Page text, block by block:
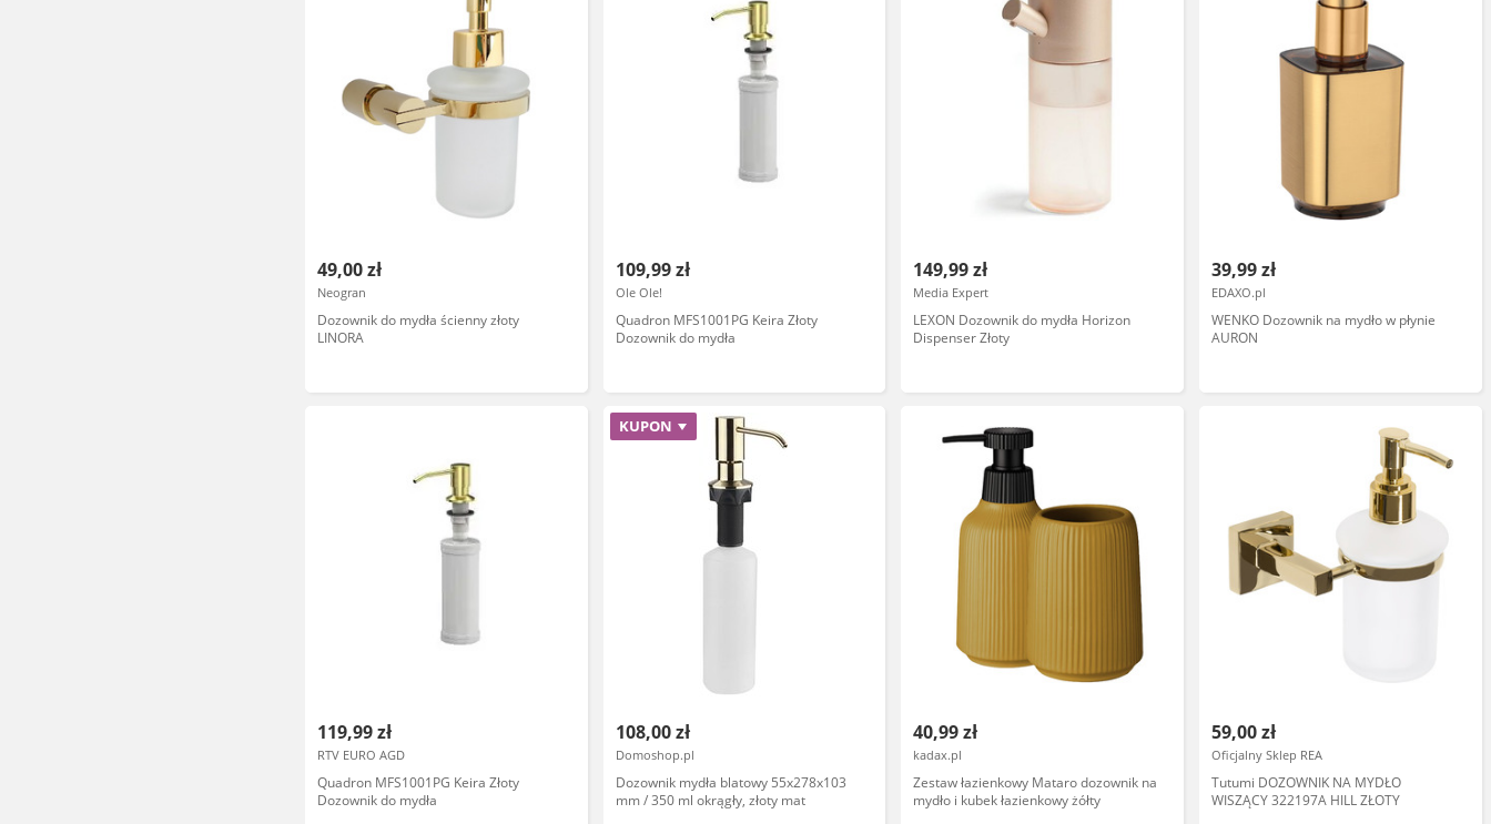
49,00 zł
Neogran
Dozownik do mydła ścienny złoty
LINORA
109,99 zł
Ole Ole!
Quadron MFS1001PG Keira Złoty
Dozownik do mydła
149,99 zł
Media Expert
LEXON Dozownik do mydła Horizon
Dispenser Złoty
39,99 zł
EDAXO.pl
WENKO Dozownik na mydło w płynie
AURON
119,99 zł
RTV EURO AGD
Quadron MFS1001PG Keira Złoty
Dozownik do mydła
KUPON
108,00 zł
Domoshop.pl
Dozownik mydła blatowy 55x278x103
mm / 350 ml okrągły, złoty mat
40,99 zł
kadax.pl
Zestaw łazienkowy Mataro dozownik na
mydło i kubek łazienkowy żółty
59,00 zł
Oficjalny Sklep REA
Tutumi DOZOWNIK NA MYDŁO
WISZĄCY 322197A HILL ZŁOTY